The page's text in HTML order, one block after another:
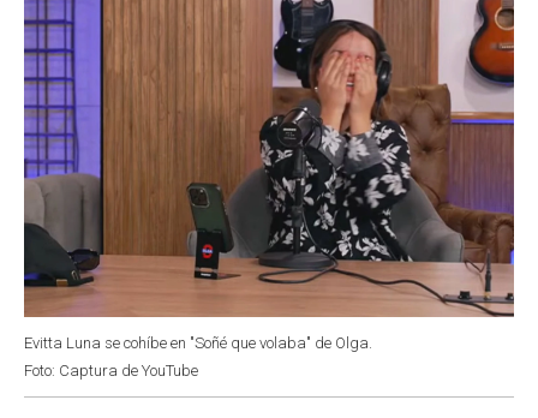
Evitta Luna se cohíbe en "Soñé que volaba" de Olga.
Foto: Captura de YouTube